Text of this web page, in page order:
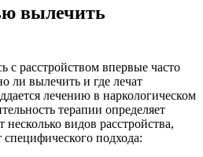
вылечить
с расстройством впервые часто
ли вылечить и где лечат
лечению в наркологическом
терапии определяет
несколько видов расстройства,
специфического подхода: